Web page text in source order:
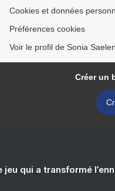
Cookies et données
Préférences cookies
Voir le profil de Sonia
Créer un
jeu qui a transformé